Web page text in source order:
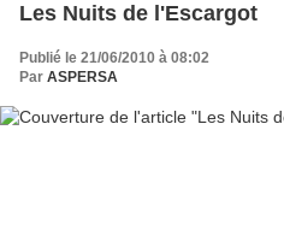
Les Nuits de l'Escargot
Publié le 21/06/2010 à 08:02
Par ASPERSA